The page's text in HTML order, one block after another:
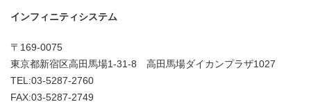
インフィニティシステム
〒169-0075
東京都新宿区高田馬場1-31-8 高田馬場ダイカンプラザ1027
TEL:03-5287-2760
FAX:03-5287-2749